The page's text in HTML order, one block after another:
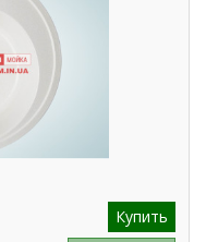
Купить